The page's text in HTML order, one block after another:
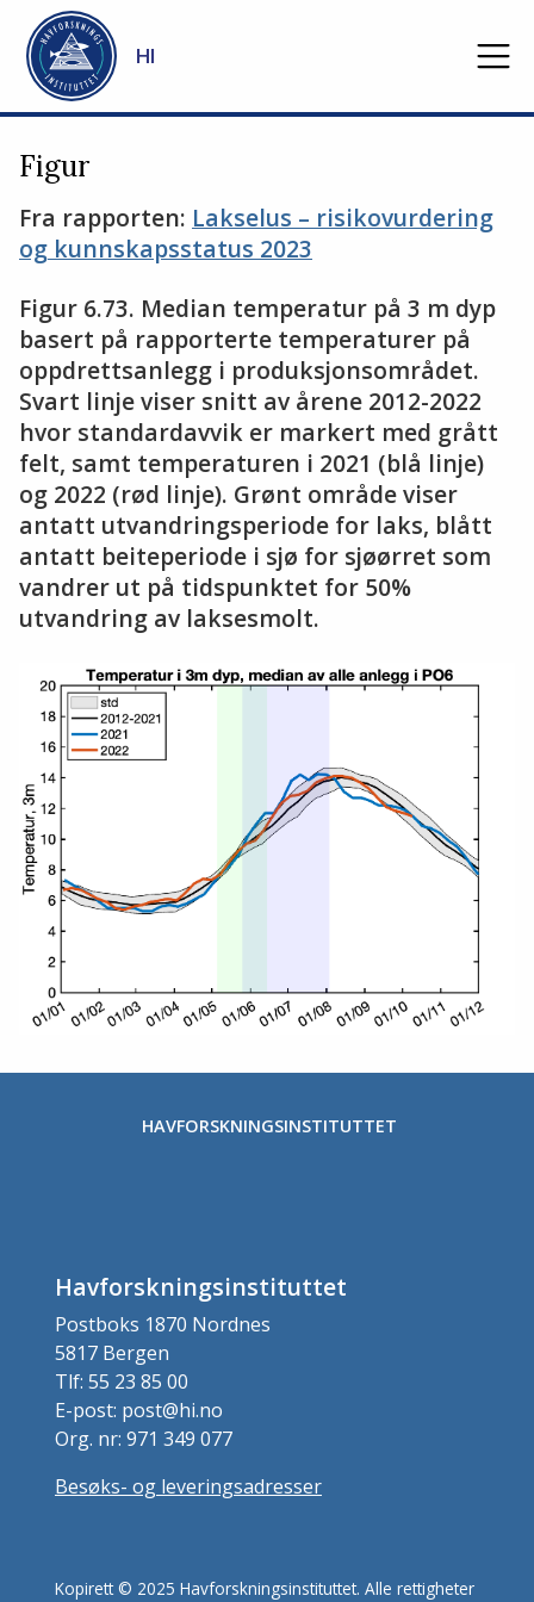
Gå til hovedinnhold
HI
Figur
Fra rapporten: Lakselus – risikovurdering
og kunnskapsstatus 2023
Figur 6.73. Median temperatur på 3 m dyp
basert på rapporterte temperaturer på
oppdrettsanlegg i produksjonsområdet.
Svart linje viser snitt av årene 2012-2022
hvor standardavvik er markert med grått
felt, samt temperaturen i 2021 (blå linje)
og 2022 (rød linje). Grønt område viser
antatt utvandringsperiode for laks, blått
antatt beiteperiode i sjø for sjøørret som
vandrer ut på tidspunktet for 50%
utvandring av laksesmolt.
HAVFORSKNINGSINSTITUTTET
Havforskningsinstituttet
Postboks 1870 Nordnes
5817 Bergen
Tlf: 55 23 85 00
E-post: post@hi.no
Org. nr: 971 349 077
Besøks- og leveringsadresser
Kopirett © 2025 Havforskningsinstituttet. Alle rettigheter